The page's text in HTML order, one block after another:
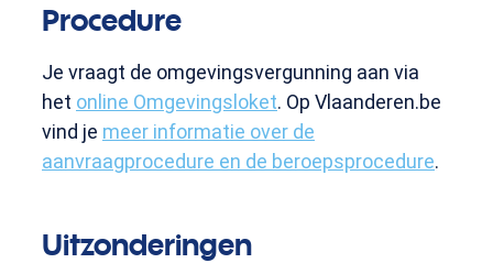
Procedure
Je vraagt de omgevingsvergunning aan via
het online Omgevingsloket. Op Vlaanderen.be
vind je meer informatie over de
aanvraagprocedure en de beroepsprocedure.
Uitzonderingen